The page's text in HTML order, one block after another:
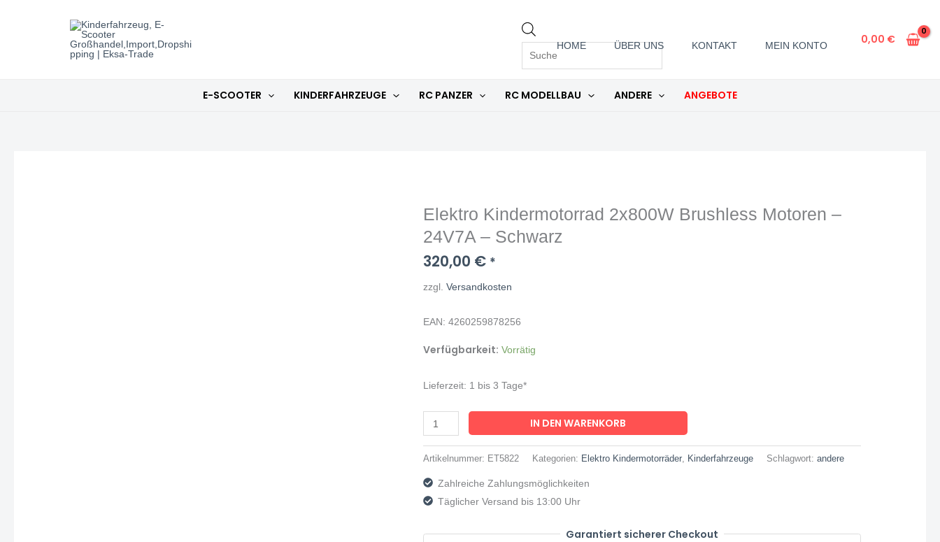
SEARCH
HOME ÜBER UNS KONTAKT MEIN KONTO 0,00 €
E-SCOOTER KINDERFAHRZEUGE RC PANZER RC MODELLBAU ANDERE ANGEBOTE
Elektro Kindermotorrad 2x800W Brushless Motoren –
24V7A – Schwarz
320,00 € *
zzgl. Versandkosten
EAN: 4260259878256
Verfügbarkeit: Vorrätig
Lieferzeit: 1 bis 3 Tage*
Elektro
Kindermotorrad
Brushless
Motoren
24V7A
Schwarz
IN DEN WARENKORB
Artikelnummer: ET5822 Kategorien: Elektro Kindermotorräder, Kinderfahrzeuge Schlagwort: andere
Zahlreiche Zahlungsmöglichkeiten
Täglicher Versand bis 13:00 Uhr
Garantiert sicherer Checkout